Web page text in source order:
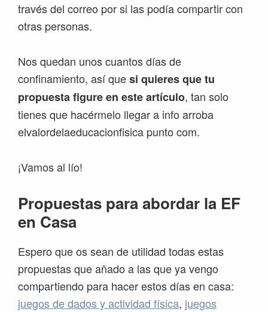
través del correo por si las podía compartir con
otras personas.
Nos quedan unos cuantos días de
confinamiento, así quesi quieres que tu
propuesta figure en este artículo, tan solo
tienes que hacérmelo llegar a info arroba
elvalordelaeducacionfisica punto com.
¡Vamos al lío!
Propuestas para abordar la EF
en Casa
Espero que os sean de utilidad todas estas
propuestas que añado a las que ya vengo
compartiendo para hacer estos días en casa:
juegos de dados y actividad física, juegos